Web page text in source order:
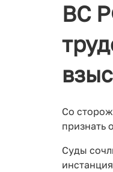
ВС
Со
признать
Суды